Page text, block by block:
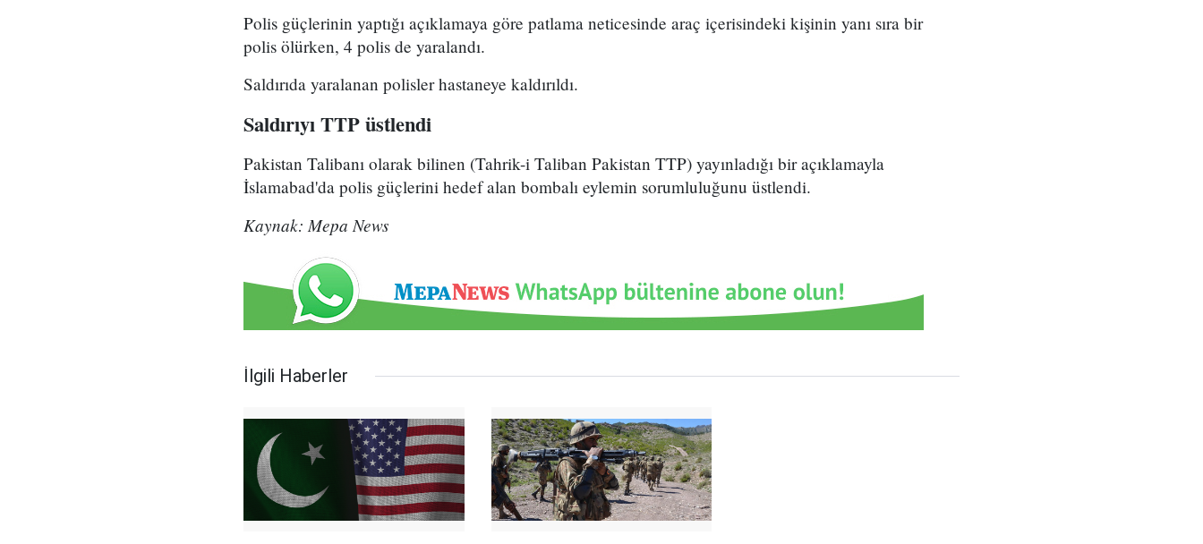
Polis güçlerinin yaptığı açıklamaya göre patlama neticesinde araç içerisindeki kişinin yanı sıra bir
polis ölürken, 4 polis de yaralandı.
Saldırıda yaralanan polisler hastaneye kaldırıldı.
Saldırıyı TTP üstlendi
Pakistan Talibanı olarak bilinen (Tahrik-i Taliban Pakistan TTP) yayınladığı bir açıklamayla
İslamabad'da polis güçlerini hedef alan bombalı eylemin sorumluluğunu üstlendi.
Kaynak: Mepa News
İlgili Haberler